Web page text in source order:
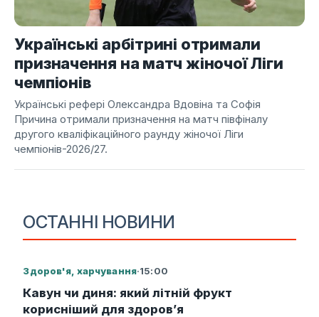
ОСТАННІ НОВИНИ
Здоров'я, харчування·15:00
Кавун чи диня: який літній фрукт
корисніший для здоров’я
Українські арбітрині отримали
призначення на матч жіночої Ліги
чемпіонів
Українські рефері Олександра Вдовіна та Софія
Причина отримали призначення на матч півфіналу
другого кваліфікаційного раунду жіночої Ліги
чемпіонів-2026/27.